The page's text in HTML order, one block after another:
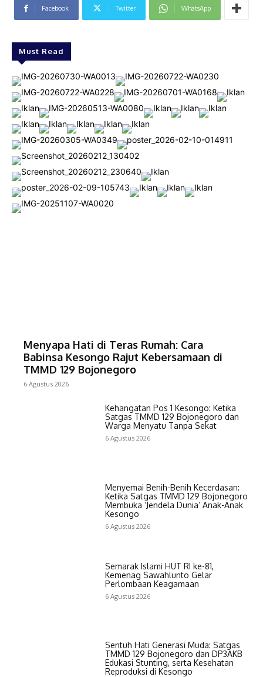
Facebook Twitter WhatsApp
Must Read
Menyapa Hati di Teras Rumah: Cara
Babinsa Kesongo Rajut Kebersamaan di
TMMD 129 Bojonegoro
6 Agustus 2026
Kehangatan Pos 1 Kesongo: Ketika
Satgas TMMD 129 Bojonegoro dan
Warga Menyatu Tanpa Sekat
6 Agustus 2026
Menyemai Benih-Benih Kecerdasan:
Ketika Satgas TMMD 129 Bojonegoro
Membuka ‘Jendela Dunia’ Anak-Anak
Kesongo
6 Agustus 2026
Semarak Islami HUT RI ke-81,
Kemenag Sawahlunto Gelar
Perlombaan Keagamaan
6 Agustus 2026
Sentuh Hati Generasi Muda: Satgas
TMMD 129 Bojonegoro dan DP3AKB
Edukasi Stunting, serta Kesehatan
Reproduksi di Kesongo